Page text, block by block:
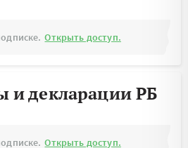
Открыть доступ.
и декларации РБ
Открыть доступ.